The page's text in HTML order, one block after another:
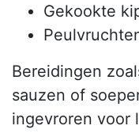
Gekookte
Bereidingen
sauzen of
ingevroren voor